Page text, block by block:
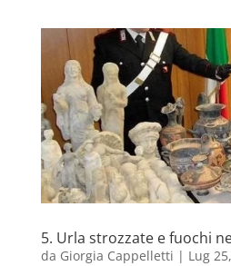
5. Urla strozzate e fuochi
da Giorgia Cappelletti | Lug